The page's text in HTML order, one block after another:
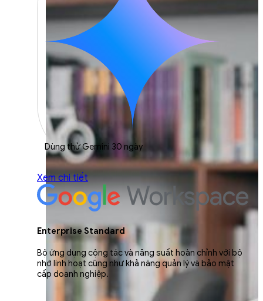
Dùng thử Gemini 30 ngày
Xem chi tiết
Enterprise Standard
Bộ ứng dụng cộng tác và năng suất hoàn chỉnh với bộ
nhớ linh hoạt cũng như khả năng quản lý và bảo mật
cấp doanh nghiệp.